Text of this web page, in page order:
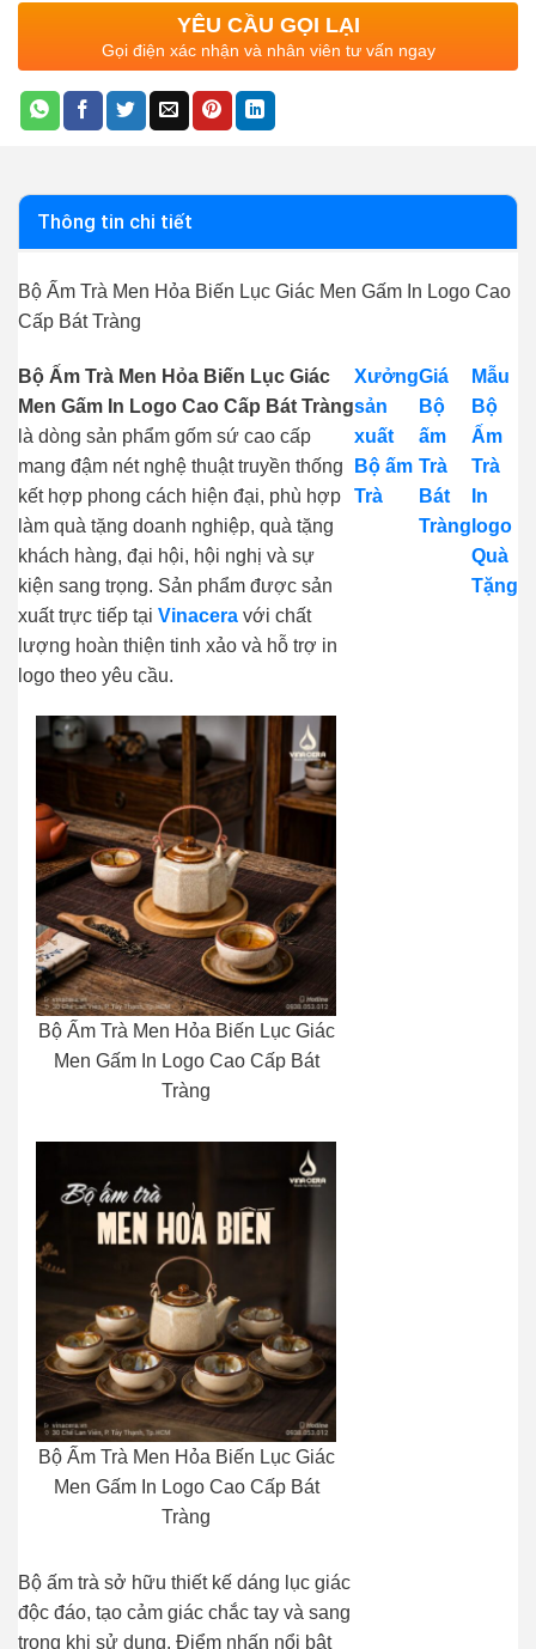
YÊU CẦU GỌI LẠI
Gọi điện xác nhận và nhân viên tư vấn ngay
Thông tin chi tiết
Bộ Ấm Trà Men Hỏa Biến Lục Giác Men Gấm In Logo Cao
Cấp Bát Tràng
Bộ Ấm Trà Men Hỏa Biến Lục Giác
Men Gấm In Logo Cao Cấp Bát Tràng
là dòng sản phẩm gốm sứ cao cấp
mang đậm nét nghệ thuật truyền thống
kết hợp phong cách hiện đại, phù hợp
làm quà tặng doanh nghiệp, quà tặng
khách hàng, đại hội, hội nghị và sự
kiện sang trọng. Sản phẩm được sản
xuất trực tiếp tại Vinacera với chất
lượng hoàn thiện tinh xảo và hỗ trợ in
logo theo yêu cầu.
Bộ Ấm Trà Men Hỏa Biến Lục Giác
Men Gấm In Logo Cao Cấp Bát
Tràng
Bộ Ấm Trà Men Hỏa Biến Lục Giác
Men Gấm In Logo Cao Cấp Bát
Tràng
Bộ ấm trà sở hữu thiết kế dáng lục giác
độc đáo, tạo cảm giác chắc tay và sang
trọng khi sử dụng. Điểm nhấn nổi bật
Xưởng
sản
xuất
Bộ ấm
Trà
Giá
Bộ
ấm
Trà
Bát
Tràng
Mẫu
Bộ
Ấm
Trà
In
logo
Quà
Tặng